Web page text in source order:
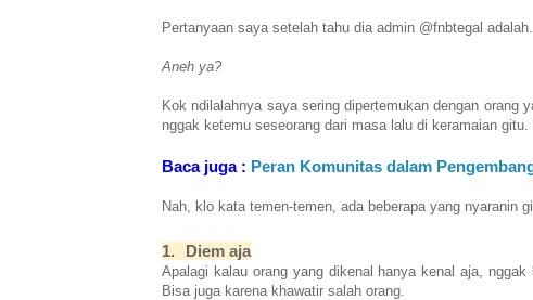
Pertanyaan saya setelah tahu dia admin @fnbtegal adalah...
Aneh ya?
Kok ndilalahnya saya sering dipertemukan dengan
nggak ketemu seseorang dari masa lalu di keramaian
Baca juga : Peran Komunitas dalam
Nah, klo kata temen-temen, ada beberapa yang nyaranin
1. Diem aja
Apalagi kalau orang yang dikenal hanya kenal aja,
Bisa juga karena khawatir salah orang.